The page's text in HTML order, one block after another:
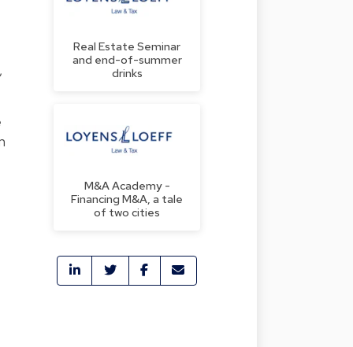
Real Estate Seminar
and end-of-summer
drinks
M&A Academy -
Financing M&A, a tale
of two cities